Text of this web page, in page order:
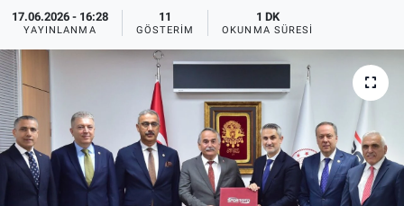
17.06.2026 - 16:28
YAYINLANMA
11
GÖSTERIM
1 DK
OKUNMA SÜRESI
EĞİTİM
MAGAZİN
HALK54 PANORAMA